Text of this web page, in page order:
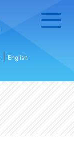
English